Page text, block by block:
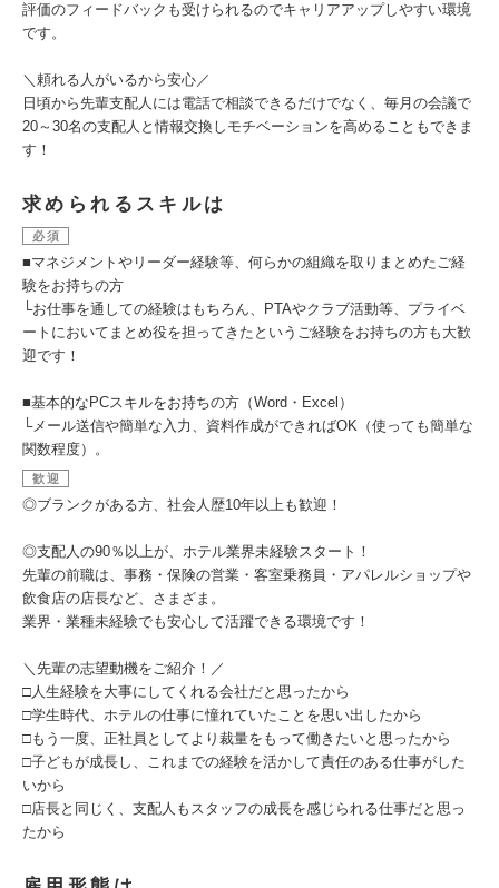
評価のフィードバックも受けられるのでキャリアアップしやすい環境
です。
＼頼れる人がいるから安心／
日頃から先輩支配人には電話で相談できるだけでなく、毎月の会議で
20～30名の支配人と情報交換しモチベーションを高めることもできま
す！
求められるスキルは
必須
■マネジメントやリーダー経験等、何らかの組織を取りまとめたご経
験をお持ちの方
└お仕事を通しての経験はもちろん、PTAやクラブ活動等、プライベ
ートにおいてまとめ役を担ってきたというご経験をお持ちの方も大歓
迎です！
■基本的なPCスキルをお持ちの方（Word・Excel）
└メール送信や簡単な入力、資料作成ができればOK（使っても簡単な
関数程度）。
歓迎
◎ブランクがある方、社会人歴10年以上も歓迎！
◎支配人の90％以上が、ホテル業界未経験スタート！
先輩の前職は、事務・保険の営業・客室乗務員・アパレルショップや
飲食店の店長など、さまざま。
業界・業種未経験でも安心して活躍できる環境です！
＼先輩の志望動機をご紹介！／
□人生経験を大事にしてくれる会社だと思ったから
□学生時代、ホテルの仕事に憧れていたことを思い出したから
□もう一度、正社員としてより裁量をもって働きたいと思ったから
□子どもが成長し、これまでの経験を活かして責任のある仕事がした
いから
□店長と同じく、支配人もスタッフの成長を感じられる仕事だと思っ
たから